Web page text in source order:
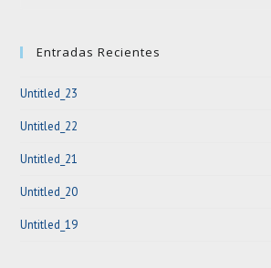
Entradas Recientes
Untitled_23
Untitled_22
Untitled_21
Untitled_20
Untitled_19